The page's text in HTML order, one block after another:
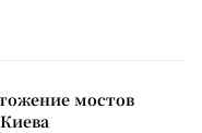
мостов